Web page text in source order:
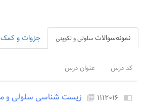
نمونه‌سوالات سلولی و تکوینی جزوات و
کد درس عنوان درس
import_contacts ۱۱۱۲۰۱۶ picture_as_pdf زیست شناسی سلولی و